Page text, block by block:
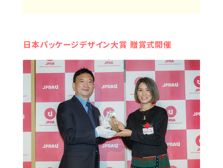
日本パッケージデザイン大賞 贈賞式開催